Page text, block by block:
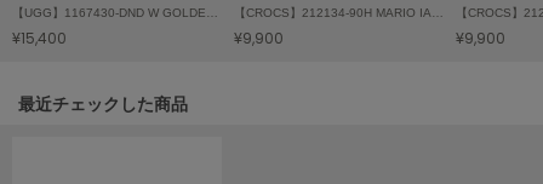
LILY BROWN
¥15,400 ¥9,900
【CROCS】
¥9,900
関連記事
最近チェックした商品